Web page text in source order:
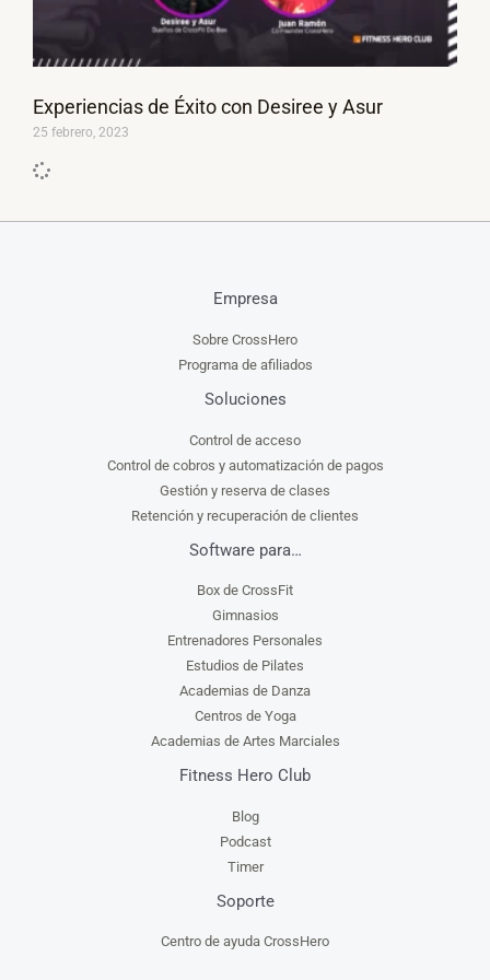
Experiencias de Éxito con Desiree y Asur
25 febrero, 2023
Empresa
Sobre CrossHero
Programa de afiliados
Soluciones
Control de acceso
Control de cobros y automatización de pagos
Gestión y reserva de clases
Retención y recuperación de clientes
Software para…
Box de CrossFit
Gimnasios
Entrenadores Personales
Estudios de Pilates
Academias de Danza
Centros de Yoga
Academias de Artes Marciales
Fitness Hero Club
Blog
Podcast
Timer
Soporte
Centro de ayuda CrossHero